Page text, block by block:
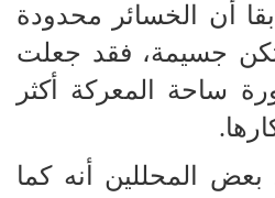
أن الخسائر محدودة
تكن جسيمة، فقد جعلت
ساحة المعركة أكثر
بعض المحللين أنه كما